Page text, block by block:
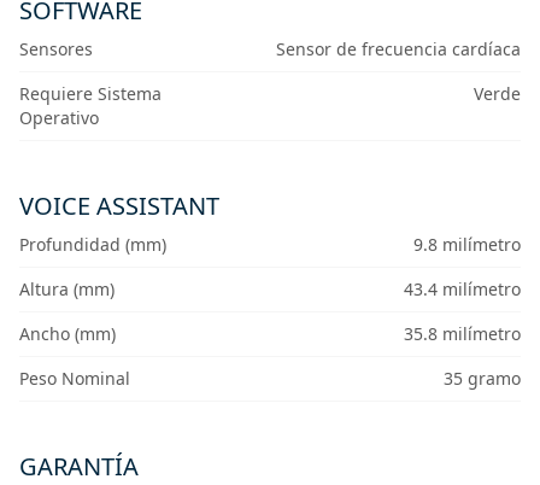
SOFTWARE
Sensores
Sensor de frecuencia cardíaca
Requiere Sistema
Operativo
Verde
VOICE ASSISTANT
Profundidad (mm)
9.8 milímetro
Altura (mm)
43.4 milímetro
Ancho (mm)
35.8 milímetro
Peso Nominal
35 gramo
GARANTÍA